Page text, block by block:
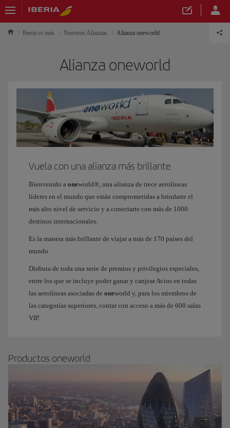
Iberia es más Nuestras Alianzas Alianza oneworld
Alianza oneworld
Vuela con una alianza más brillante
Bienvenido a oneworld®, una alianza de trece aerolíneas
líderes en el mundo que están comprometidas a brindarte el
más alto nivel de servicio y a conectarte con más de 1000
destinos internacionales.
Es la manera más brillante de viajar a más de 170 países del
mundo.
Disfruta de toda una serie de premios y privilegios especiales,
entre los que se incluye poder ganar y canjear Avios en todas
las aerolíneas asociadas de oneworld y, para los miembros de
las categorías superiores, contar con acceso a más de 600 salas
VIP.
Productos oneworld